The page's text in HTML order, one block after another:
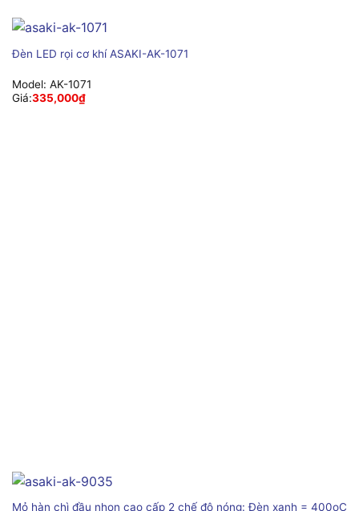
Đèn LED rọi cơ khí ASAKI-AK-1071
Model: AK-1071
Giá:335,000₫
Mỏ hàn chì đầu nhọn cao cấp 2 chế độ nóng: Đèn xanh = 400oC